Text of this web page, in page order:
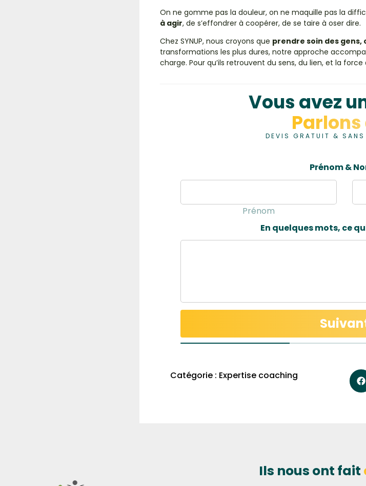
On ne gomme pas la douleur, on ne maquille pas la
à agir, de s’effondrer à coopérer, de se taire à oser dire.
Chez SYNUP, nous croyons que prendre soin des gens,
transformations les plus dures, notre approche
charge. Pour qu’ils retrouvent du sens, du lien, et la
Vous avez
Parlons
DEVIS GRATUIT & SANS
Prénom &
Prénom
En quelques mots, ce
Catégorie : Expertise coaching
Ils nous ont fait